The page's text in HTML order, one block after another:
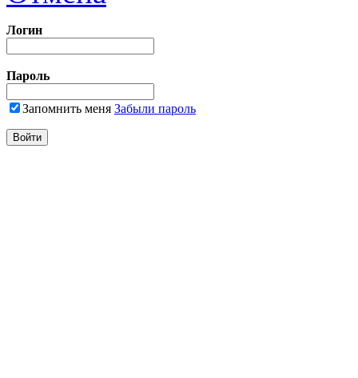
Логин
Пароль
Запомнить меня Забыли пароль